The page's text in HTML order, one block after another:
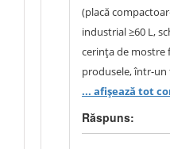
de performanță,
minimă de tăiere
pentru tăierea
porțelanate,
metalice, a
Referirea la
(placă
industrial ≥60 L,
cerința de mostre
produsele, într-un
disproporționată
legătură
conformității, care
... afișează tot
Răspuns: